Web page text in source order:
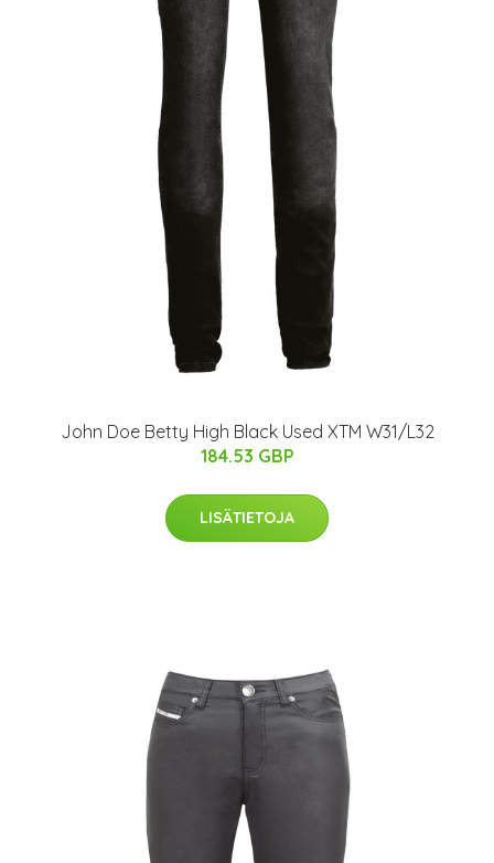
John Doe Betty High Black Used XTM W31/L32
184.53 GBP
LISÄTIETOJA